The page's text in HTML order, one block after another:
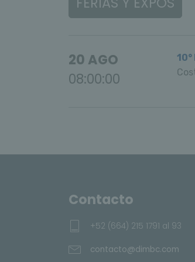
20 AGO
08:00:00
10°
Contacto
+52 (664) 215 1791 al 93
contacto@dimbc.com